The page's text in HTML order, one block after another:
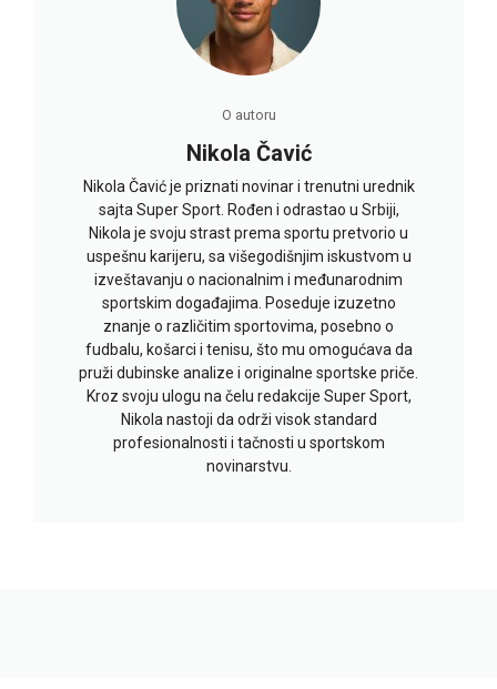
O autoru
Nikola Čavić
Nikola Čavić je priznati novinar i trenutni urednik
sajta Super Sport. Rođen i odrastao u Srbiji,
Nikola je svoju strast prema sportu pretvorio u
uspešnu karijeru, sa višegodišnjim iskustvom u
izveštavanju o nacionalnim i međunarodnim
sportskim događajima. Poseduje izuzetno
znanje o različitim sportovima, posebno o
fudbalu, košarci i tenisu, što mu omogućava da
pruži dubinske analize i originalne sportske priče.
Kroz svoju ulogu na čelu redakcije Super Sport,
Nikola nastoji da održi visok standard
profesionalnosti i tačnosti u sportskom
novinarstvu.